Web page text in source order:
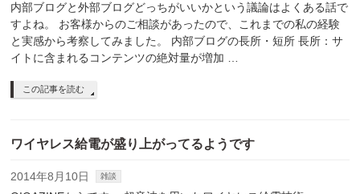
内部ブログと外部ブログどっちがいいかという議論はよくある話で
すよね。 お客様からのご相談があったので、これまでの私の経験
と実感から考察してみました。 内部ブログの長所・短所 長所：サ
イトに含まれるコンテンツの絶対量が増加 …
この記事を読む
ワイヤレス給電が盛り上がってるようです
2014年8月10日 雑談